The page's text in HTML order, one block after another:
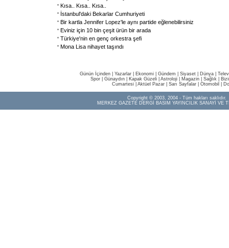
Kısa.. Kısa.. Kısa..
İstanbul'daki Bekarlar Cumhuriyeti
Bir kartla Jennifer Lopez'le aynı partide eğlenebilirsiniz
Eviniz için 10 bin çeşit ürün bir arada
Türkiye'nin en genç orkestra şefi
Mona Lisa nihayet taşındı
Günün İçinden Yazarlar Ekonomi Gündem Siyaset Dünya |
Spor
Günaydın Kapak Güzeli Astroloji Magazin Sağlık
Cumartesi| Aktüel Pazar| Sarı Sayfalar| Otomobil
Copyright © 2003, 2004 - Tüm hakları saklıdır.
MERKEZ GAZETE DERGİ BASIM YAYINCILIK SANAYİ VE